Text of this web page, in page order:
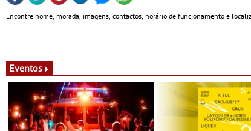
Encontre nome, morada, imagens, contactos, horário de funcionamento e
Eventos